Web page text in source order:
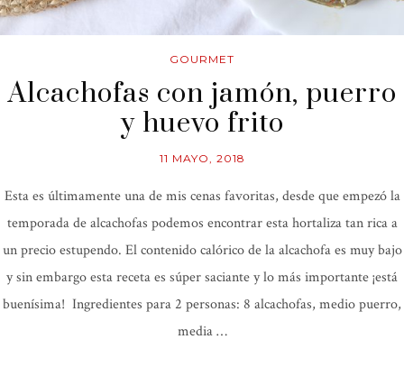
GOURMET
Alcachofas con jamón, puerro
y huevo frito
11 MAYO, 2018
Esta es últimamente una de mis cenas favoritas, desde que empezó la
temporada de alcachofas podemos encontrar esta hortaliza tan rica a
un precio estupendo. El contenido calórico de la alcachofa es muy bajo
y sin embargo esta receta es súper saciante y lo más importante ¡está
buenísima! Ingredientes para 2 personas: 8 alcachofas, medio puerro,
media …